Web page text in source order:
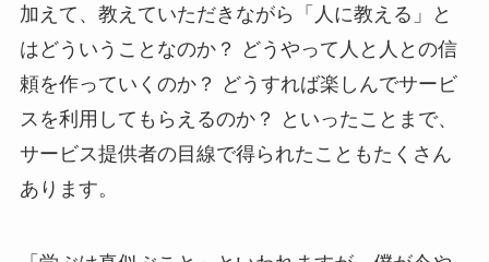
加えて、教えていただきながら「人に教える」と
はどういうことなのか？ どうやって人と人との信
頼を作っていくのか？ どうすれば楽しんでサービ
スを利用してもらえるのか？ といったことまで、
サービス提供者の目線で得られたこともたくさん
あります。